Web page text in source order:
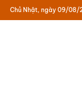
Chủ Nhật, ngày 09/08/